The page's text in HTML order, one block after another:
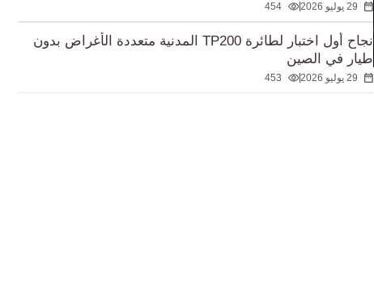
29 يوليو 2026 454
نجاح أول اختبار لطائرة TP200 المدنية متعددة الأغراض بدون
طيار في الصين
29 يوليو 2026 453